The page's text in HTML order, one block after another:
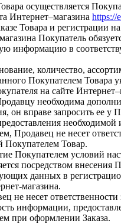
осуществляется
Интернет–магазина https://
Товара и регистрации
Покупатель
информацию в
количество,
Покупателем Товара
на сайте
необходима
он вправе запросить ее у
Продавец не несет
Покупателем Товар.
Покупателем условий
посредством внесения
данных в
магазина.
не несет
информации,
при оформлении Заказа.